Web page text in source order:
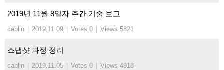
2019년 11월 8일자 주간 기술 보고
cablin 2019.11.09 Votes 0 Views 5821
스냅샷 과정 정리
cablin 2019.11.05 Votes 0 Views 4918